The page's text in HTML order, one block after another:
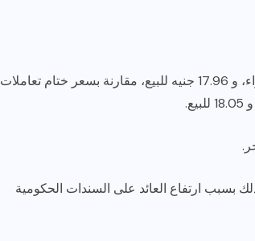
وسجل سعر صرف الدولار في أخر تعاملات البنك الأهلي 17.86 جنيه للشراء، و 17.96 جنيه للبيع، مقارنة بسعر ختام تعاملات
بسبب ارتفاع العائد على السندات الحكومية
ديسمبر 26, 2017